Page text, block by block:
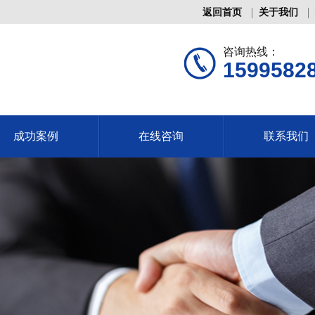
返回首页 关于我们
咨询热线：
成功案例 在线咨询 联系我们